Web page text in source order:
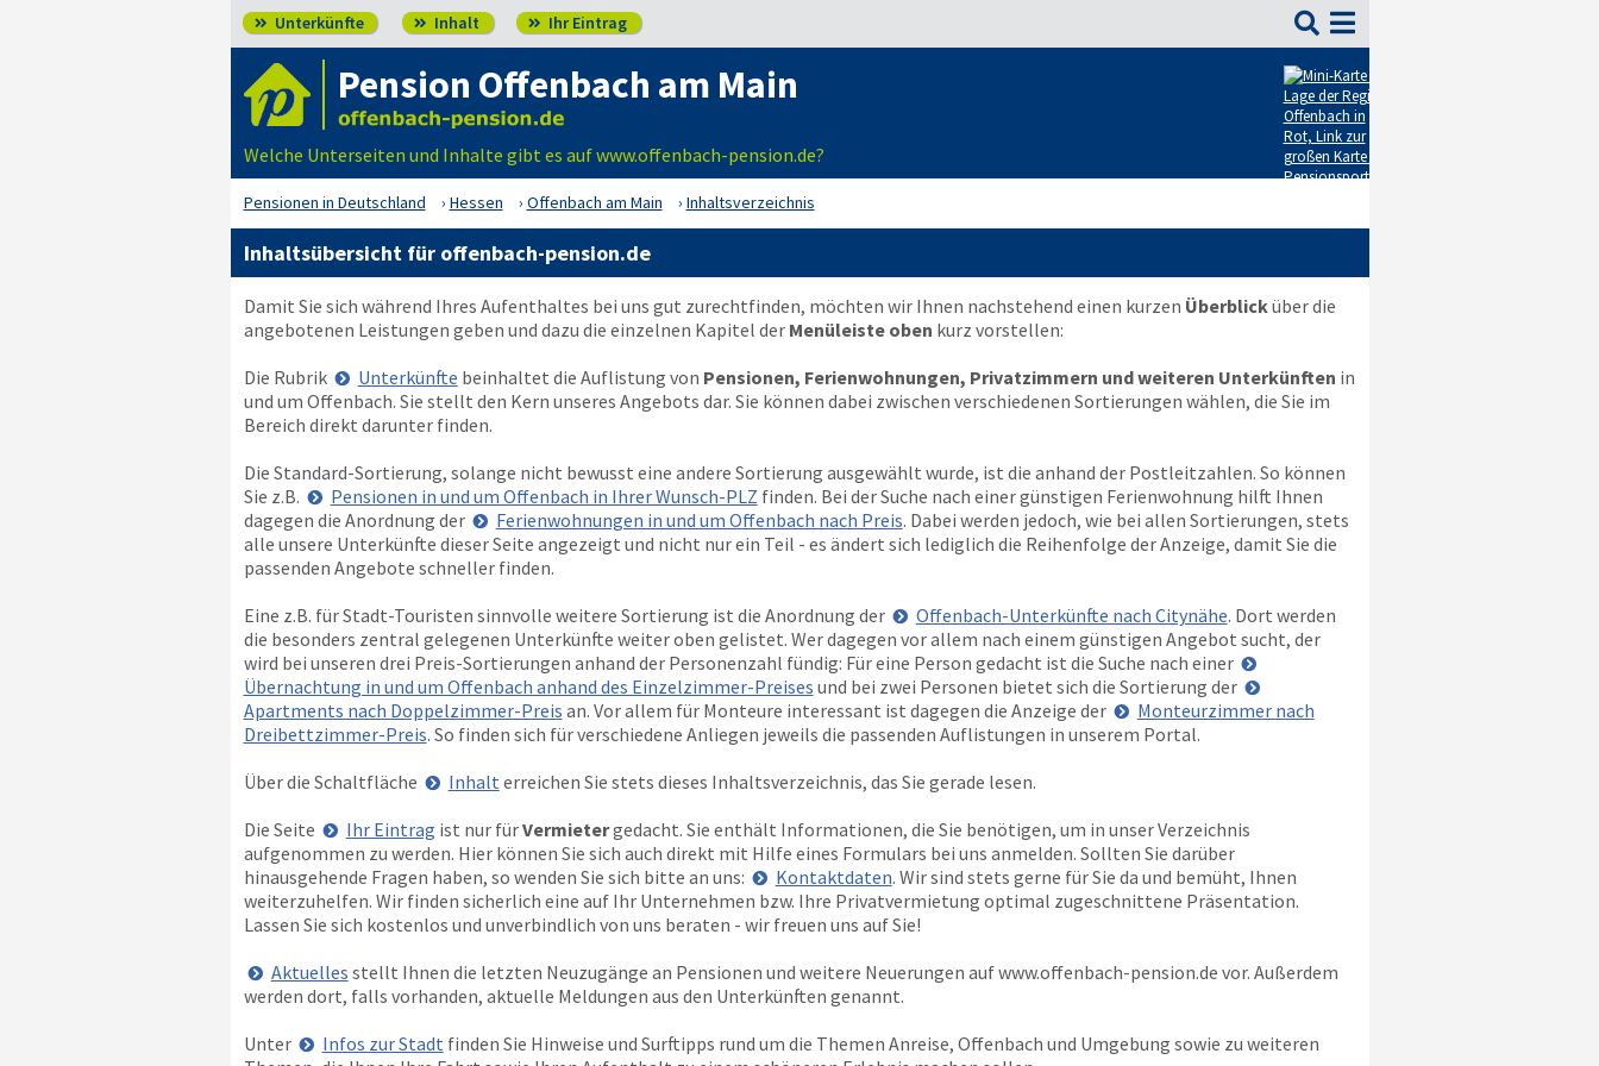
 Unterkünfte  Inhalt  Ihr Eintrag 
Pension Offenbach am Main
Welche Unterseiten und Inhalte gibt es auf www.offenbach-pension.de?
Pensionen in Deutschland Hessen Offenbach am Main Inhaltsverzeichnis
Inhaltsübersicht für offenbach-pension.de
Damit Sie sich während Ihres Aufenthaltes bei uns gut zurechtfinden, möchten wir Ihnen nachstehend einen kurzen Überblicküber die
angebotenen Leistungen geben und dazu die einzelnen Kapitel der Menüleiste oben kurz vorstellen:
Die Rubrik
Unterkünfte beinhaltet die Auflistung von Pensionen, Ferienwohnungen, Privatzimmern und weiteren Unterkünften in
und um Offenbach. Sie stellt den Kern unseres Angebots dar. Sie können dabei zwischen verschiedenen Sortierungen wählen, die Sie im
Bereich direkt darunter finden.
Die Standard-Sortierung, solange nicht bewusst eine andere Sortierung ausgewählt wurde, ist die anhand der Postleitzahlen. So können
Sie z.B.
Pensionen in und um Offenbach in Ihrer Wunsch-PLZ finden. Bei der Suche nach einer günstigen Ferienwohnung hilft Ihnen
dagegen die Anordnung der
Ferienwohnungen in und um Offenbach nach Preis. Dabei werden jedoch, wie bei allen Sortierungen, stets
alle unsere Unterkünfte dieser Seite angezeigt und nicht nur ein Teil - es ändert sich lediglich die Reihenfolge der Anzeige, damit Sie die
passenden Angebote schneller finden.
Eine z.B. für Stadt-Touristen sinnvolle weitere Sortierung ist die Anordnung der
Offenbach-Unterkünfte nach Citynähe. Dort werden
die besonders zentral gelegenen Unterkünfte weiter oben gelistet. Wer dagegen vor allem nach einem günstigen Angebot sucht, der
wird bei unseren drei Preis-Sortierungen anhand der Personenzahl fündig: Für eine Person gedacht ist die Suche nach einer
Übernachtung in und um Offenbach anhand des Einzelzimmer-Preises und bei zwei Personen bietet sich die Sortierung der
Apartments nach Doppelzimmer-Preis an. Vor allem für Monteure interessant ist dagegen die Anzeige der
Monteurzimmer nach
Dreibettzimmer-Preis. So finden sich für verschiedene Anliegen jeweils die passenden Auflistungen in unserem Portal.
Über die Schaltfläche
Inhalt erreichen Sie stets dieses Inhaltsverzeichnis, das Sie gerade lesen.
Die Seite
Ihr Eintrag ist nur fürVermietergedacht. Sie enthält Informationen, die Sie benötigen, um in unser Verzeichnis
aufgenommen zu werden. Hier können Sie sich auch direkt mit Hilfe eines Formulars bei uns anmelden. Sollten Sie darüber
hinausgehende Fragen haben, so wenden Sie sich bitte an uns:
Kontaktdaten. Wir sind stets gerne für Sie da und bemüht, Ihnen
weiterzuhelfen. Wir finden sicherlich eine auf Ihr Unternehmen bzw. Ihre Privatvermietung optimal zugeschnittene Präsentation.
Lassen Sie sich kostenlos und unverbindlich von uns beraten - wir freuen uns auf Sie!
Aktuelles stellt Ihnen die letzten Neuzugänge an Pensionen und weitere Neuerungen aufwww.offenbach-pension.de vor. Außerdem
werden dort, falls vorhanden, aktuelle Meldungen aus den Unterkünften genannt.
Unter
Infos zur Stadt finden Sie Hinweise und Surftipps rund um die Themen Anreise, Offenbach und Umgebung sowie zu weiteren